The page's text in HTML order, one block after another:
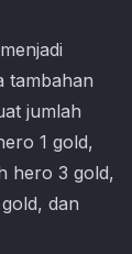
tambahan
jumlah
1 gold,
hero 3 gold,
dan